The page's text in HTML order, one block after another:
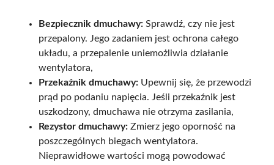
Bezpiecznik dmuchawy: Sprawdź, czy nie jest
przepalony. Jego zadaniem jest ochrona całego
układu, a przepalenie uniemożliwia działanie
wentylatora,
Przekaźnik dmuchawy: Upewnij się, że przewodzi
prąd po podaniu napięcia. Jeśli przekaźnik jest
uszkodzony, dmuchawa nie otrzyma zasilania,
Rezystor dmuchawy: Zmierz jego oporność na
poszczególnych biegach wentylatora.
Nieprawidłowe wartości mogą powodować